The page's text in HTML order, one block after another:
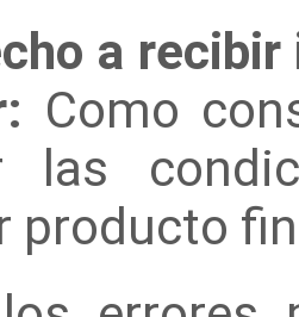
a
Como
las
producto